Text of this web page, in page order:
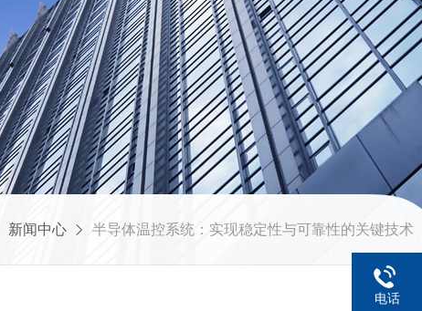
新闻中心 半导体温控系统：实现稳定性与可靠性的关键技术
电话